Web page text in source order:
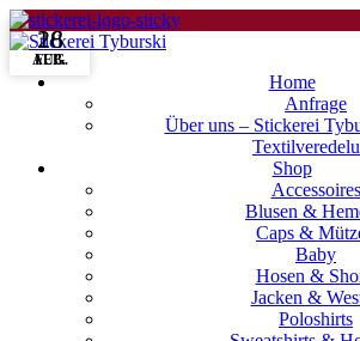
Home
Anfrage
Über uns – Stickerei
Shop
Accessoires
Blusen &
Caps &
Baby
Hosen &
Jacken &
Poloshirts
18
FEB.
26
AUG.